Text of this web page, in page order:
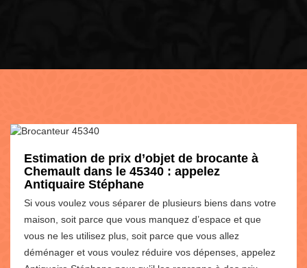
Estimation de prix d’objet de brocante à
Chemault dans le 45340 : appelez
Antiquaire Stéphane
Si vous voulez vous séparer de plusieurs biens dans votre
maison, soit parce que vous manquez d’espace et que
vous ne les utilisez plus, soit parce que vous allez
déménager et vous voulez réduire vos dépenses, appelez